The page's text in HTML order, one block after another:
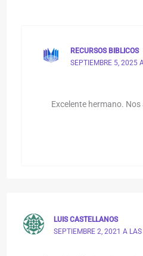
RECURSOS BIBLICOS
SEPTIEMBRE 5, 2025
Excelente hermano. Nos
LUIS CASTELLANOS
SEPTIEMBRE 2, 2021 A